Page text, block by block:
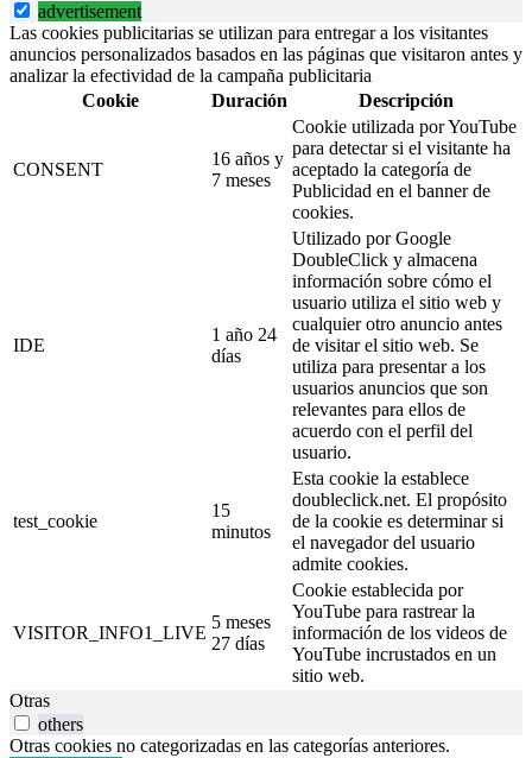
advertisement
Las cookies publicitarias se utilizan para entregar a los visitantes
anuncios personalizados basados en las páginas que visitaron antes y
analizar la efectividad de la campaña publicitaria
Cookie
Duración Descripción
CONSENT
16 años y
7 meses
Cookie utilizada por YouTube
para detectar si el visitante ha
aceptado la categoría de
Publicidad en el banner de
cookies.
IDE
1 año 24
días
Utilizado por Google
DoubleClick y almacena
información sobre cómo el
usuario utiliza el sitio web y
cualquier otro anuncio antes
de visitar el sitio web. Se
utiliza para presentar a los
usuarios anuncios que son
relevantes para ellos de
acuerdo con el perfil del
usuario.
test_cookie
15
minutos
Esta cookie la establece
doubleclick.net. El propósito
de la cookie es determinar si
el navegador del usuario
admite cookies.
VISITOR_INFO1_LIVE
5 meses
27 días
Cookie establecida por
YouTube para rastrear la
información de los videos de
YouTube incrustados en un
sitio web.
Otras
others
Otras cookies no categorizadas en las categorías anteriores.